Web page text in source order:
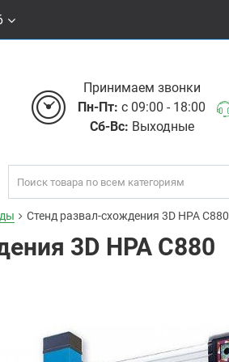
Принимаем звонки
Пн-Пт: с 09:00 - 18:00
Сб-Вс: Выходные
Стенд развал-схождения 3D HPA C880
3D HPA C880